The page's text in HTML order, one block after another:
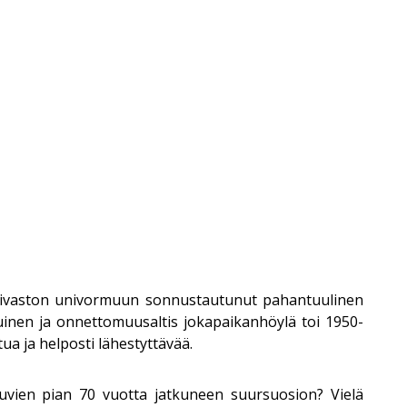
univormuun sonnustautunut pahantuulinen
ja onnettomuusaltis jokapaikanhöylä toi 1950-
ja helposti lähestyttävää.
pian 70 vuotta jatkuneen suursuosion? Vielä